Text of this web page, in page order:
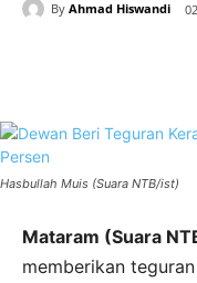
By Ahmad Hiswandi
Hasbullah Muis (Suara NTB/ist)
Mataram (Suara
memberikan